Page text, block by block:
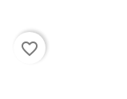
favorite_border